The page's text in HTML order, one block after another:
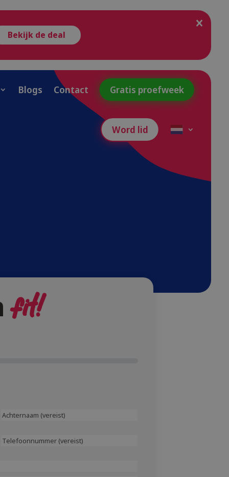
Bekijk de deal
Blogs Contact Gratis proefweek
Word lid
fit!
Achternaam
(Vereist)
Telefoonnummer(Vereist)